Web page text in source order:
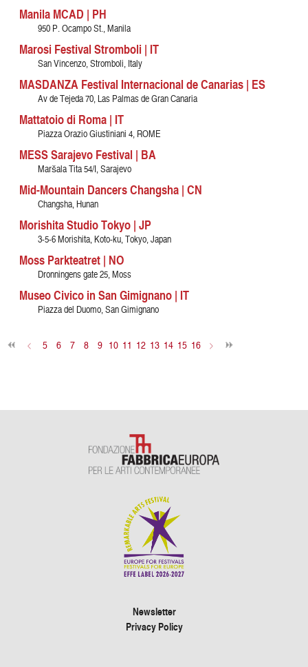
Manila MCAD | PH
950 P. Ocampo St., Manila
Marosi Festival Stromboli | IT
San Vincenzo, Stromboli, Italy
MASDANZA Festival Internacional de Canarias | ES
Av de Tejeda 70, Las Palmas de Gran Canaria
Mattatoio di Roma | IT
Piazza Orazio Giustiniani 4, ROME
MESS Sarajevo Festival | BA
Maršala Tita 54/I, Sarajevo
Mid-Mountain Dancers Changsha | CN
Changsha, Hunan
Morishita Studio Tokyo | JP
3-5-6 Morishita, Koto-ku, Tokyo, Japan
Moss Parkteatret | NO
Dronningens gate 25, Moss
Museo Civico in San Gimignano | IT
Piazza del Duomo, San Gimignano
< 5 6 7 8 9 10 11 12 13 14 15 16 >
Newsletter
Privacy Policy